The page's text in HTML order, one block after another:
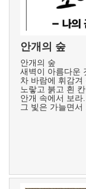
안개의 숲
안개의 숲
새벽이 아름다운
차 바람에 휘감겨
노랗고 붉고 흰
안개 속에서 보라.
그 빛은 가늘면